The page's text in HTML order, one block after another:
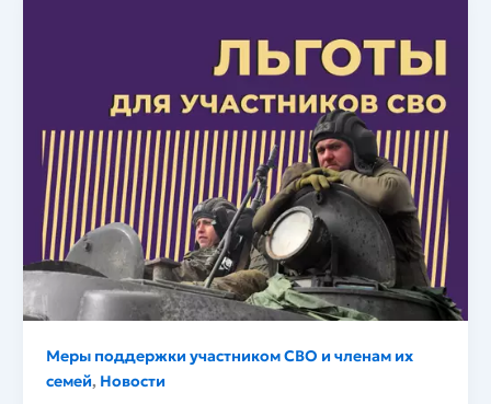
Меры поддержки участником СВО и членам их
семей, Новости